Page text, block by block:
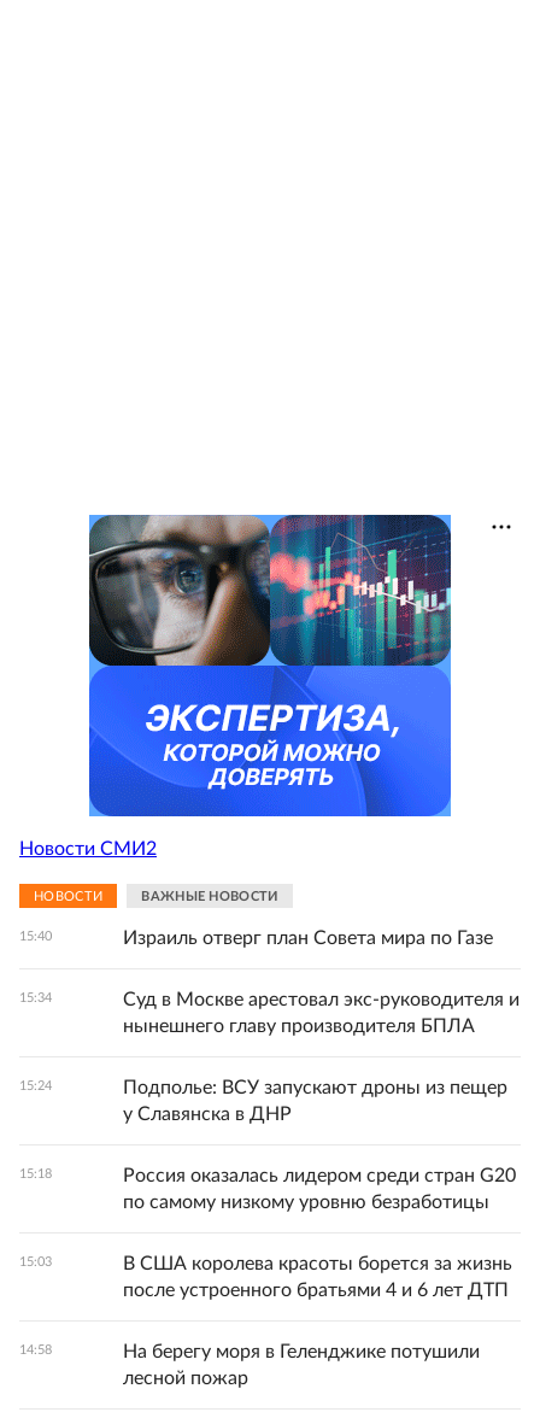
Новости СМИ2
НОВОСТИ ВАЖНЫЕ НОВОСТИ
15:40 Израиль отверг план Совета мира по Газе
15:34
Суд в Москве арестовал экс-руководителя и
нынешнего главу производителя БПЛА
15:24
Подполье: ВСУ запускают дроны из пещер
у Славянска в ДНР
15:18
Россия оказалась лидером среди стран G20
по самому низкому уровню безработицы
15:03
В США королева красоты борется за жизнь
после устроенного братьями 4 и 6 лет ДТП
14:58
На берегу моря в Геленджике потушили
лесной пожар